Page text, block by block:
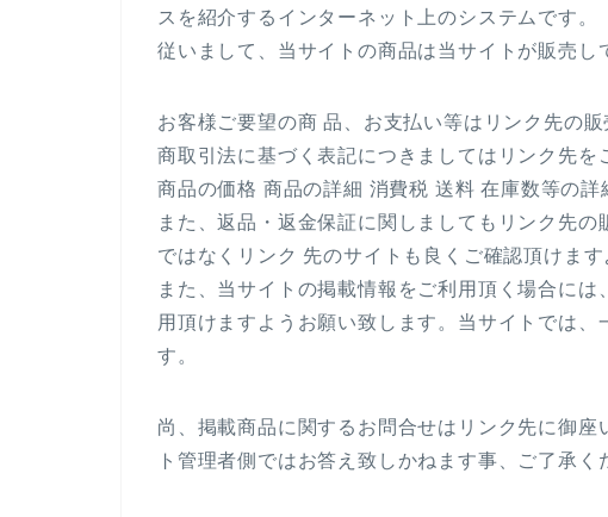
スを紹介するインターネット上のシステムです。
従いまして、当サイトの商品は当サイトが販売し
お客様ご要望の商 品、お支払い等はリンク先の
商取引法に基づく表記につきましてはリンク先を
商品の価格 商品の詳細 消費税 送料 在庫数等の詳
また、返品・返金保証に関しましてもリンク先
ではなくリンク 先のサイトも良くご確認頂けます
また、当サイトの掲載情報をご利用頂く場合に
用頂けますようお願い致します。当サイトでは
す。
尚、掲載商品に関するお問合せはリンク先に御
ト管理者側ではお答え致しかねます事、ご了承く